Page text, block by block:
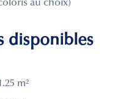
au choix)
disponibles
m²